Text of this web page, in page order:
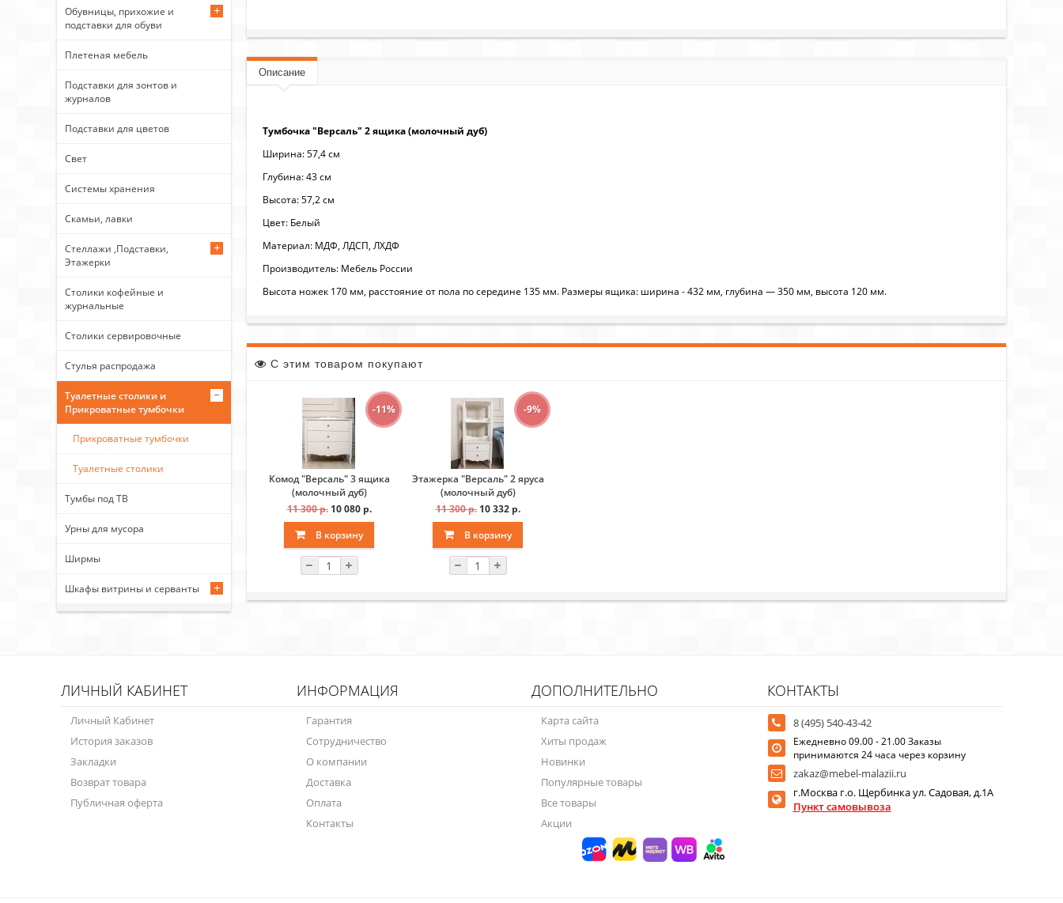
Обувницы, прихожие и
подставки для обуви
Плетеная мебель
Подставки для зонтов и
журналов
Подставки для цветов
Свет
Системы хранения
Скамьи, лавки
Стеллажи ,Подставки,
Этажерки
Столики кофейные и
журнальные
Столики сервировочные
Стулья распродажа
Туалетные столики и
Прикроватные тумбочки
Прикроватные тумбочки
Туалетные столики
Тумбы под ТВ
Урны для мусора
Ширмы
Шкафы витрины и серванты
Описание
Тумбочка "Версаль" 2 ящика (молочный дуб)
Ширина: 57,4 см
Глубина: 43 см
Высота: 57,2 см
Цвет: Белый
Материал: МДФ, ЛДСП, ЛХДФ
Производитель: Мебель России
Высота ножек 170 мм, расстояние от пола по середине 135 мм. Размеры ящика: ширина - 432 мм, глубина — 350 мм, высота 120 мм.
С этим товаром покупают
-11%
Комод "Версаль" 3 ящика
(молочный дуб)
11 300 р. 10 080 р.
В корзину
-9%
Этажерка "Версаль" 2 яруса
(молочный дуб)
11 300 р. 10 332 р.
В корзину
ЛИЧНЫЙ КАБИНЕТ
Личный Кабинет
История заказов
Закладки
Возврат товара
Публичная оферта
ИНФОРМАЦИЯ
Гарантия
Сотрудничество
О компании
Доставка
Оплата
Контакты
ДОПОЛНИТЕЛЬНО
Карта сайта
Хиты продаж
Новинки
Популярные товары
Все товары
Акции
КОНТАКТЫ
8 (495) 540-43-42
Ежедневно 09.00 - 21.00 Заказы
принимаются 24 часа через корзину
zakaz@mebel-malazii.ru
г.Москва г.о. Щербинка ул. Садовая, д.1А
Пункт самовывоза